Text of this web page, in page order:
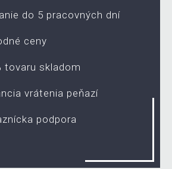
do 5 pracovných dní
ceny
tovaru skladom
vrátenia peňazí
podpora